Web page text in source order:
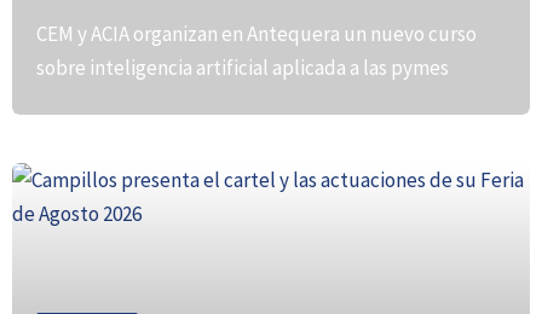
CEM y ACIA organizan en Antequera un nuevo curso
sobre inteligencia artificial aplicada a las pymes